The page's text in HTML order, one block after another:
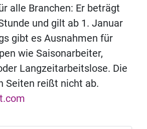
alle Branchen: Er beträgt
und gilt ab 1. Januar
gibt es Ausnahmen für
wie Saisonarbeiter,
Langzeitarbeitslose. Die
Seiten reißt nicht ab.